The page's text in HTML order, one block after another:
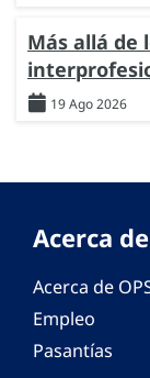
Más allá de
19 Ago 2026
Acerca de
Acerca de
Empleo
Pasantías